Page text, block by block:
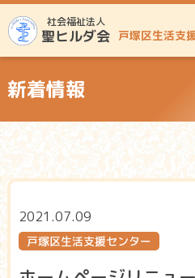
社会福祉法人
聖ヒルダ会 戸塚区生活支
新着情報
2021.07.09
戸塚区生活支援センター